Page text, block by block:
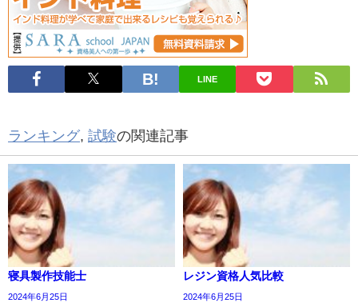
LINE
ランキング, 試験の関連記事
寝具製作技能士
2024年6月25日
レジン資格人気比較
2024年6月25日